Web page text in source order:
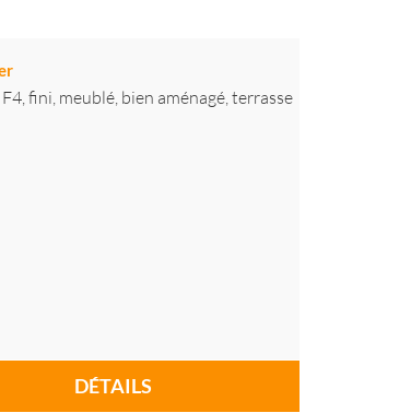
fini, meublé, bien aménagé, terrasse
DÉTAILS